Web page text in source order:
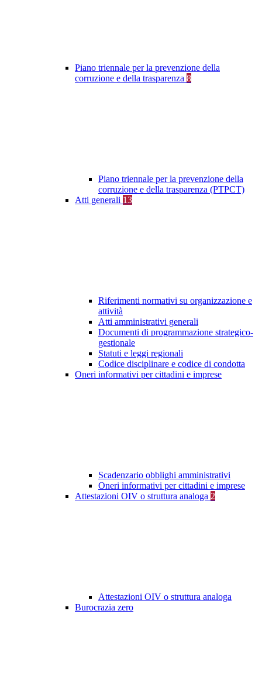
Piano triennale per la prevenzione della
corruzione e della trasparenza 8
Piano triennale per la prevenzione della
corruzione e della trasparenza (PTPCT)
Atti generali 13
Riferimenti normativi su organizzazione e
attività
Atti amministrativi generali
Documenti di programmazione strategico-
gestionale
Statuti e leggi regionali
Codice disciplinare e codice di condotta
Oneri informativi per cittadini e imprese
Scadenzario obblighi amministrativi
Oneri informativi per cittadini e imprese
Attestazioni OIV o struttura analoga 2
Attestazioni OIV o struttura analoga
Burocrazia zero